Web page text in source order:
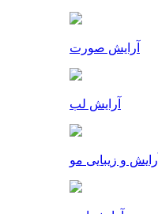
آرایش صورت
آرایش لب
آرایش و زیبایی مو